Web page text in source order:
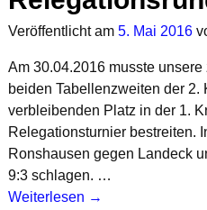
Veröffentlicht am 5. Mai 2016
Am 30.04.2016 musste
beiden Tabellenzweiten der 2.
verbleibenden Platz in der 1.
Relegationsturnier bestreiten.
Ronshausen gegen Landeck
9:3 schlagen. …
Weiterlesen →